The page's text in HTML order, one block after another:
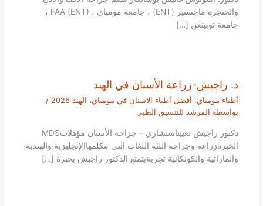
والحنجرة ماجستير (ENT) ، جامعة مومباي ، FAA (ENT) ،
جامعة توبينغن […]
د. راجيش-زراعة الأسنان في الهند
أطباء مومباي, أفضل أطباء الاسنان في مومباي، الهند 2026
/
بواسطة المرشد للتنسيق الطبي
دكتور راجيش تعييناستشاري – جراحة الأسنان مؤهلاتMDS
الخبرةزراعة وجراحة اللثة اللغات التي تتكلمهاالإنجليزية والهندية
والماراثية والكونكانية تجربةيتمتع الدكتور راجيش بخبرة […]